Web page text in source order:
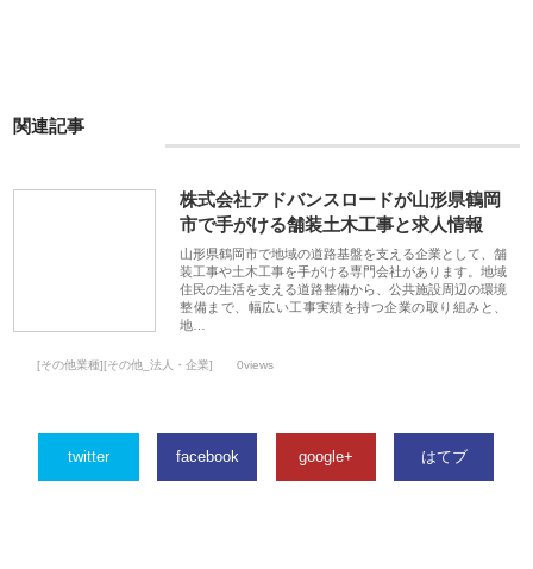
関連記事
株式会社アドバンスロードが山形県鶴岡
市で手がける舗装土木工事と求人情報
山形県鶴岡市で地域の道路基盤を支える企業として、舗
装工事や土木工事を手がける専門会社があります。地域
住民の生活を支える道路整備から、公共施設周辺の環境
整備まで、幅広い工事実績を持つ企業の取り組みと、
地…
[その他業種][その他_法人・企業] 0views
twitter facebook google+ はてブ